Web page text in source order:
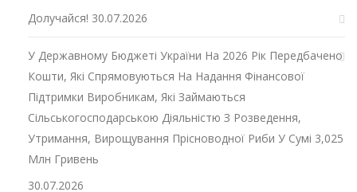
Долучайся! 30.07.2026
У Державному Бюджеті України На 2026 Рік Передбачено
Кошти, Які Спрямовуються На Надання Фінансової
Підтримки Виробникам, Які Займаються
Сільськогосподарською Діяльністю З Розведення,
Утримання, Вирощування Прісноводної Риби У Сумі 3,025
Млн Гривень
30.07.2026